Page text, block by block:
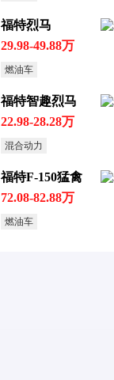
福特烈马
29.98-49.88万
燃油车
福特智趣烈马
22.98-28.28万
混合动力
福特F-150猛禽
72.08-82.88万
燃油车